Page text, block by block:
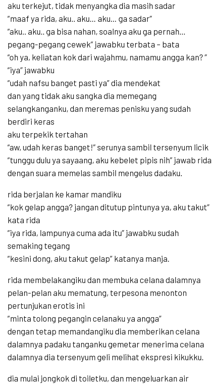
aku terkejut, tidak menyangka dia masih sadar
“maaf ya rida, aku.. aku… aku… ga sadar”
“aku.. aku.. ga bisa nahan, soalnya aku ga pernah…
pegang-pegang cewek” jawabku terbata – bata
“oh ya, keliatan kok dari wajahmu, namamu angga kan? ”
“iya” jawabku
“udah nafsu banget pasti ya” dia mendekat
dan yang tidak aku sangka dia memegang
selangkanganku, dan meremas penisku yang sudah
berdiri keras
aku terpekik tertahan
“aw, udah keras banget!” serunya sambil tersenyum licik
“tunggu dulu ya sayaang, aku kebelet pipis nih” jawab rida
dengan suara memelas sambil mengelus dadaku.
rida berjalan ke kamar mandiku
“kok gelap angga? jangan ditutup pintunya ya, aku takut”
kata rida
“iya rida, lampunya cuma ada itu” jawabku sudah
semaking tegang
“kesini dong, aku takut gelap” katanya manja.
rida membelakangiku dan membuka celana dalamnya
pelan-pelan aku mematung, terpesona menonton
pertunjukan erotis ini
“minta tolong pegangin celanaku ya angga”
dengan tetap memandangiku dia memberikan celana
dalamnya padaku tanganku gemetar menerima celana
dalamnya dia tersenyum geli melihat ekspresi kikukku.
dia mulai jongkok di toiletku, dan mengeluarkan air